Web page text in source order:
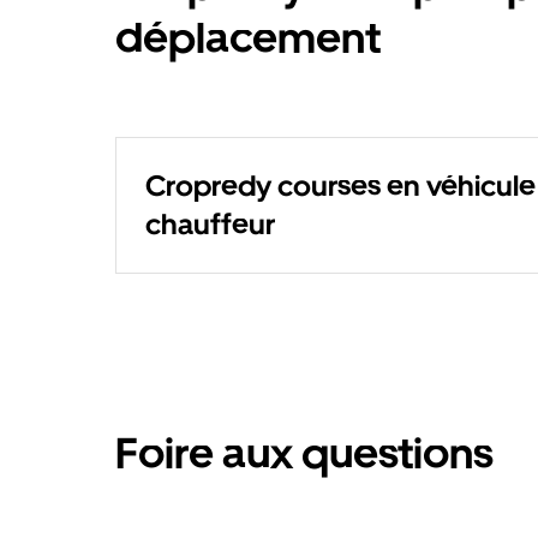
déplacement
Cropredy courses en
chauffeur
Foire aux questions